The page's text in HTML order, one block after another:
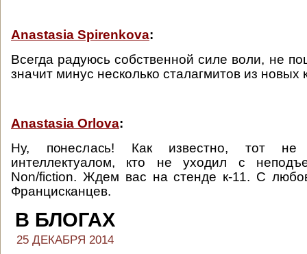
Anastasia Spirenkova:
Всегда радуюсь собственной силе воли, не
значит минус несколько сталагмитов из новых
Anastasia Orlova:
Ну, понеслась! Как известно, тот
интеллектуалом, кто не уходил с
Non/fiction. Ждем вас на стенде к-11. С
Францисканцев.
В БЛОГАХ
25 ДЕКАБРЯ 2014